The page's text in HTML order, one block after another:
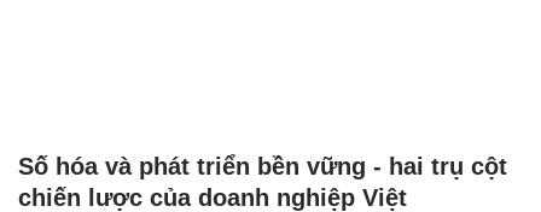
Số hóa và phát triển bền vững - hai trụ cột
chiến lược của doanh nghiệp Việt